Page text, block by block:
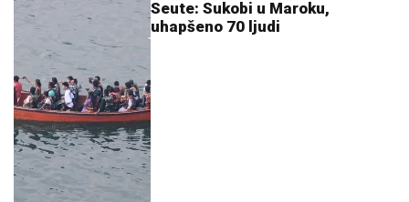
Seute: Sukobi u Maroku,
uhapšeno 70 ljudi